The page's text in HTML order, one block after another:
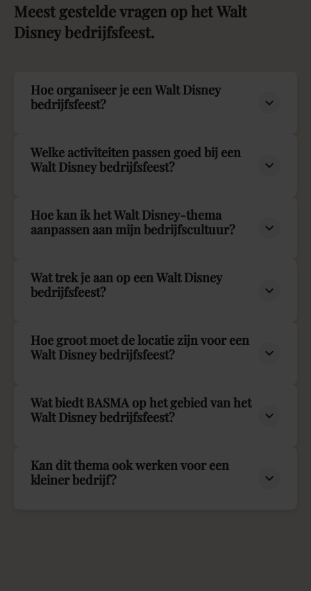
Meest gesteldevragen ophetWalt
Disneybedrijfsfeest.
Hoe organiseer je een Walt Disney
bedrijfsfeest?
Welke activiteiten passen goed bij een
Walt Disney bedrijfsfeest?
Hoe kan ik het Walt Disney-thema
aanpassen aan mijn bedrijfscultuur?
Wat trek je aan op een Walt Disney
bedrijfsfeest?
Hoe groot moet de locatie zijn voor een
Walt Disney bedrijfsfeest?
Wat biedt BASMA op het gebied van het
Walt Disney bedrijfsfeest?
Kan dit thema ook werken voor een
kleiner bedrijf?